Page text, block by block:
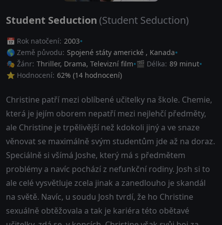
Student Seduction (Student Seduction)
📅 Rok natočení: 2003
🌎 Země původu: Spojené státy americké , Kanada
🎭 Žánr: Thriller, Drama, Televizní film 🎬 Délka: 89 minut
⭐ Hodnocení: 62% (14 hodnocení)
Christine patří mezi oblíbené učitelky na škole. Chemie,
která je jejím oborem nepatří mezi nejlehčí předměty,
ale Christine je trpělivější než kdokoli jiný a ve snaze
věnovat se maximálně svým studentům jde až na doraz.
Speciálně si všímá Joshe, který má s předmětem
problémy a navíc pochází z nefunkční rodiny. Josh si to
ale celé vysvětluje zcela jinak a zanedlouho je skandál
na světě. Navíc, u soudu Josh tvrdí, že ho Christine
sexuálně obtěžovala a tak je kariéra této obětavé